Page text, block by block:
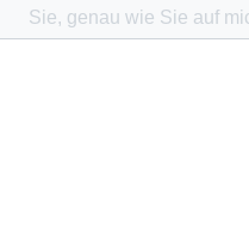
Sie, genau wie Sie auf